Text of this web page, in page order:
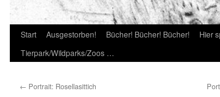
Start Ausgestorben! Bücher! Bücher! Bücher!
Hier
Tierpark/Wildparks/Zoos …
← Portrait: Rosellasittich